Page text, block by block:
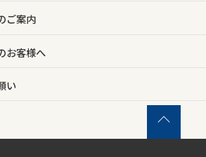
ご案内
お客様へ
い